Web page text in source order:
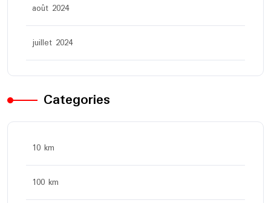
août 2024
juillet 2024
Categories
10 km
100 km